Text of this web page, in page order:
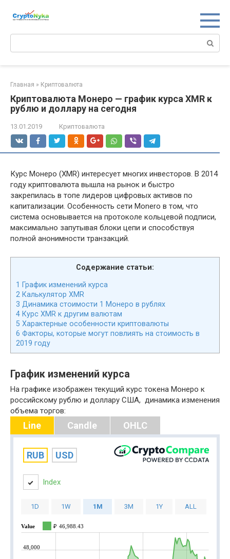
Главная » Криптовалюта
Криптовалюта Монеро — график курса XMR к
рублю и доллару на сегодня
13.01.2019 Криптовалюта
Курс Монеро (XMR) интересует многих инвесторов. В 2014
году криптовалюта вышла на рынок и быстро
закрепилась в топе лидеров цифровых активов по
капитализации. Особенность сети Monero в том, что
система основывается на протоколе кольцевой подписи,
максимально запутывая блоки цепи и способствуя
полной анонимности транзакций.
Содержание статьи:
1 График изменений курса
2 Калькулятор XMR
3 Динамика стоимости 1 Монеро в рублях
4 Курс XMR к другим валютам
5 Характерные особенности криптовалюты
6 Факторы, которые могут повлиять на стоимость в
2019 году
График изменений курса
На графике изображен текущий курс токена Монеро к
российскому рублю и доллару США, динамика изменения
объема торгов:
Line Candle OHLC
RUB USD
Index
1D 1W 1M 3M 1Y ALL
Value ₽ 46,988.43
48,000